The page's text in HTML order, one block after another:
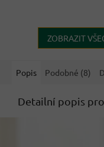
ZOBRAZIT
Popis Podobné (8)
Detailní popis